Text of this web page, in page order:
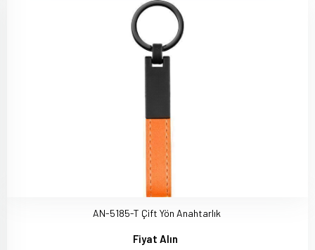
AN-5185-T Çift Yön Anahtarlık
Fiyat Alın